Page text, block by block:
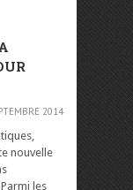
2014
nouvelle
les